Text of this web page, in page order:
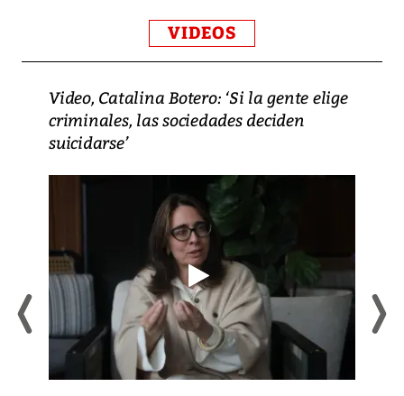
VIDEOS
Video, Catalina Botero: ‘Si la gente elige
criminales, las sociedades deciden
suicidarse’